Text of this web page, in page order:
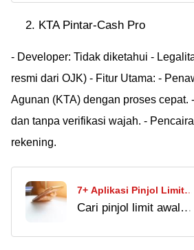
November 2024. Ada
sampai 30 kali.
KTA Pintar-Cash Pro
- Developer: Tidak diketahui -
resmi dari OJK) - Fitur Utama: -
Agunan (KTA) dengan proses cepat.
dan tanpa verifikasi wajah. -
rekening.
7+ Aplikasi Pinjol Limit
Awal Tinggi, Bunga
Cari pinjol limit awal